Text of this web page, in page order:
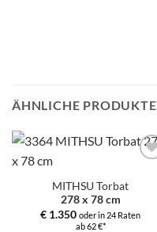
ÄHNLICHE PRODUKTE
Auswahl
hinzufügen
MITHSU Torbat
278 x 78 cm
€ 1.350 oder in 24 Raten
ab 62 €*